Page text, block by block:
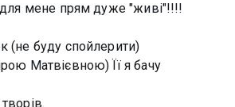
для мене прям дуже "живі"!!!!
(не буду спойлерити)
Матвієвною) Її я бачу